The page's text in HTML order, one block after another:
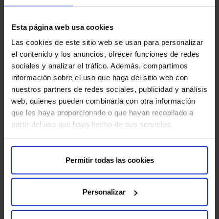
Esta página web usa cookies
Las cookies de este sitio web se usan para personalizar
el contenido y los anuncios, ofrecer funciones de redes
sociales y analizar el tráfico. Además, compartimos
información sobre el uso que haga del sitio web con
nuestros partners de redes sociales, publicidad y análisis
web, quienes pueden combinarla con otra información
que les haya proporcionado o que hayan recopilado a
partir del uso que haya hecho de sus servicios.
Permitir todas las cookies
Personalizar
cardioTC.